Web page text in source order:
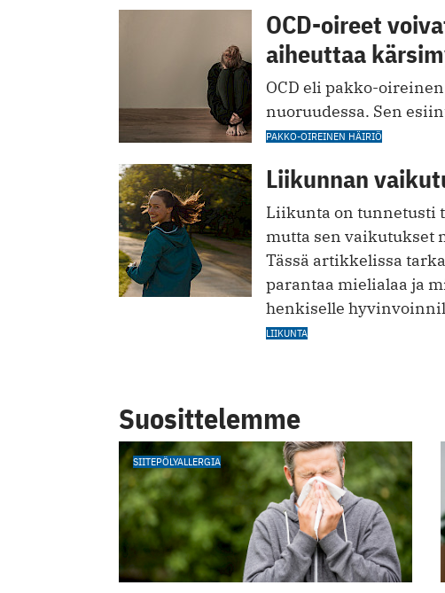
OCD-oireet
aiheuttaa
OCD eli pakko-
nuoruudessa. Sen
PAKKO-OIREINEN HÄIRIÖ
Liikunnan
Liikunta on tunnetusti
mutta sen vaikutukset
Tässä artikkelissa
parantaa mielialaa ja
henkiselle
LIIKUNTA
Suosittelemme
SIITEPÖLYALLERGIA